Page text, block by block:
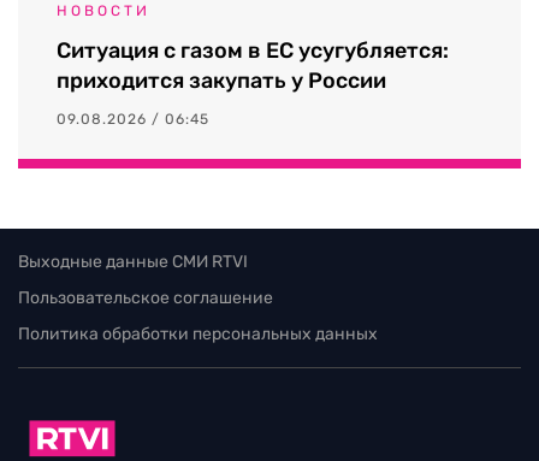
НОВОСТИ
Ситуация с газом в ЕС усугубляется:
приходится закупать у России
09.08.2026 / 06:45
Выходные данные СМИ RTVI
Пользовательское соглашение
Политика обработки персональных данных